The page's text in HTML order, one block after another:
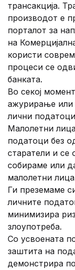
трансакција.
производот е
порталот за
на
користи
процеси се
банката.
Во секој
ажурирање или
лични
Малолетни
податоци без
старатели и се
собираме или
малолетни
Ги преземаме
личните
минимизира
злоупотреба.
Со усвоената
заштита на
демонстрира